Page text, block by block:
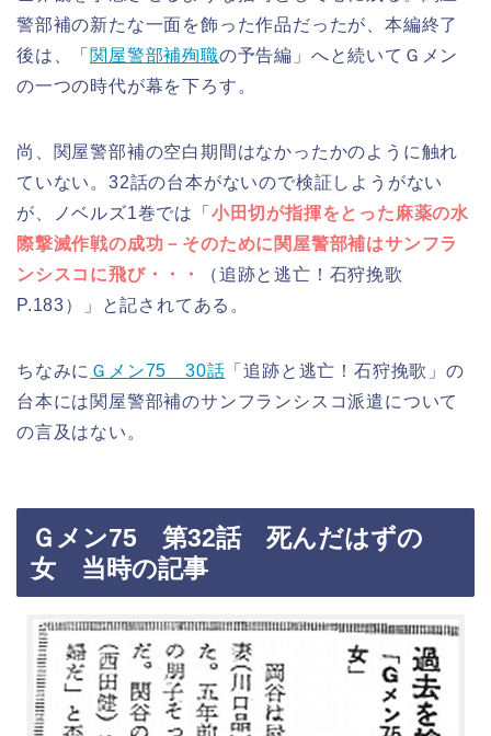
警部補の新たな一面を飾った作品だったが、本編終了
後は、「 関屋警部補殉職の予告編」へと続いてＧメン
の一つの時代が幕を下ろす。
尚、関屋警部補の空白期間はなかったかのように触れ
ていない。32話の台本がないので検証しようがない
が、ノベルズ1巻では「 小田切が指揮をとった麻薬の水
際撃滅作戦の成功－そのために関屋警部補はサンフラ
ンシスコに飛び・・・
（追跡と逃亡！石狩挽歌
P.183）」と記されてある。
ちなみに Ｇメン75 30話 「追跡と逃亡！石狩挽歌」の
台本には関屋警部補のサンフランシスコ派遣について
の言及はない。
Ｇメン75 第32話 死んだはずの
女 当時の記事